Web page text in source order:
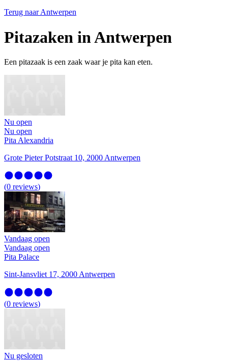
Terug naar Antwerpen
Pitazaken in Antwerpen
Een pitazaak is een zaak waar je pita kan eten.
Nu open
Nu open
Pita Alexandria
Grote Pieter Potstraat 10, 2000 Antwerpen
(0 reviews)
Vandaag open
Vandaag open
Pita Palace
Sint-Jansvliet 17, 2000 Antwerpen
(0 reviews)
Nu gesloten